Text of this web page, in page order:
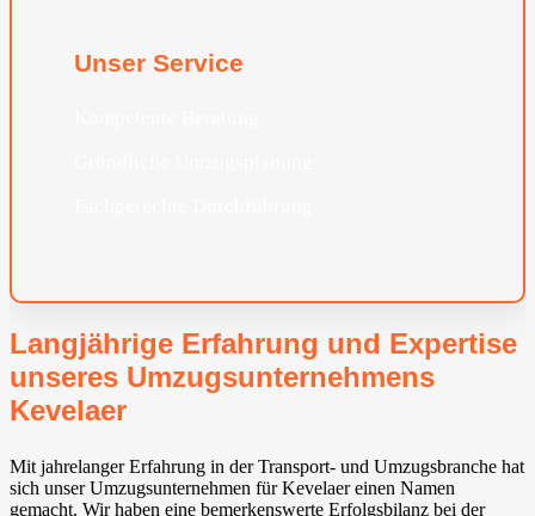
Unser Service
Langjährige Erfahrung und Expertise
unseres Umzugsunternehmens
Kevelaer
Mit jahrelanger Erfahrung in der Transport- und Umzugsbranche hat
sich unser Umzugsunternehmen für Kevelaer einen Namen
gemacht. Wir haben eine bemerkenswerte Erfolgsbilanz bei der